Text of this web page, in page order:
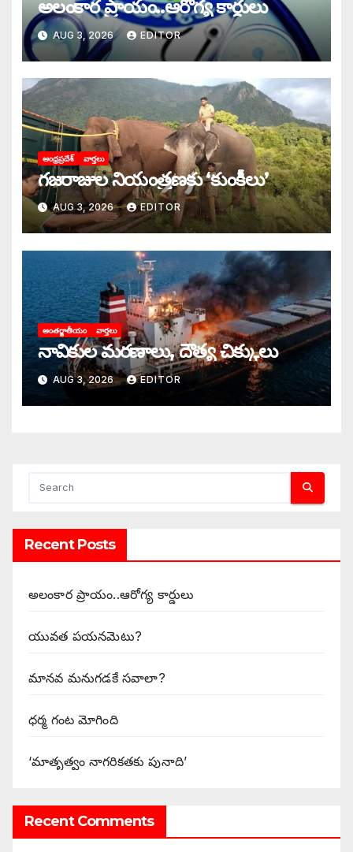
అలంకార ప్రాయం..ఆరోగ్య కార్డులు
AUG 3, 2026 EDITOR
ఆంధ్రప్రదేశ్ వార్తలు
గజరాజుల నియంత్రణకు ‘కుంకీలు’
AUG 3, 2026 EDITOR
అంతర్జాతీయం వార్తలు
నావికుల మరణాలు, దౌత్య చిక్కులు
AUG 3, 2026 EDITOR
Recent Posts
అలంకార ప్రాయం..ఆరోగ్య కార్డులు
యువత పయనమెటు?
మానవ మనుగడకే సవాలా?
ధర్మ గంట మోగింది
‘మాతృత్వం నాగరికతకు పునాది’
Recent Comments